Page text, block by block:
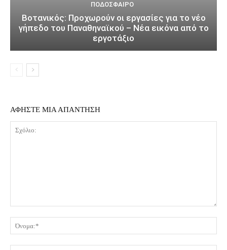
ΠΟΔΌΣΦΑΙΡΟ
Βοτανικός: Προχωρούν οι εργασίες για το νέο
γήπεδο του Παναθηναϊκού – Νέα εικόνα από το
εργοτάξιο
ΑΦΗΣΤΕ ΜΙΑ ΑΠΑΝΤΗΣΗ